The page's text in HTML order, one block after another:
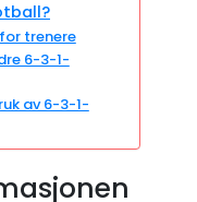
trenere
6-3-1-
av 6-3-1-